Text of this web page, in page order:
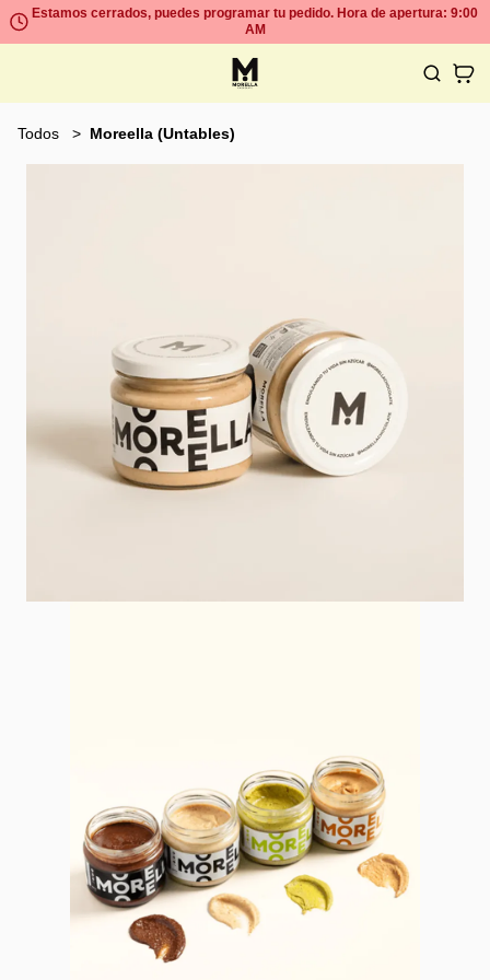
Estamos cerrados, puedes programar tu pedido. Hora de apertura: 9:00
AM
Todos Moreella (Untables)